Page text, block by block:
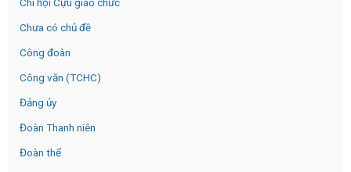
Chưa có chủ đề
Công đoàn
Công văn (TCHC)
Đảng ủy
Đoàn Thanh niên
Đoàn thể